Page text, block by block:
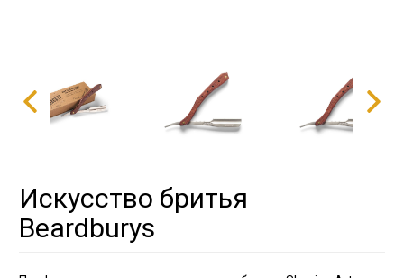
Искусство бритья
Beardburys